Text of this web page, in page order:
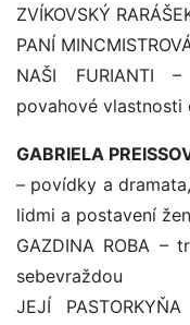
ZVÍKOVSKÝ
PANÍ
NAŠI FURIANTI
povahové vlastnosti
GABRIELA
– povídky a
lidmi a postavení
GAZDINA ROBA –
sebevraždou
JEJÍ